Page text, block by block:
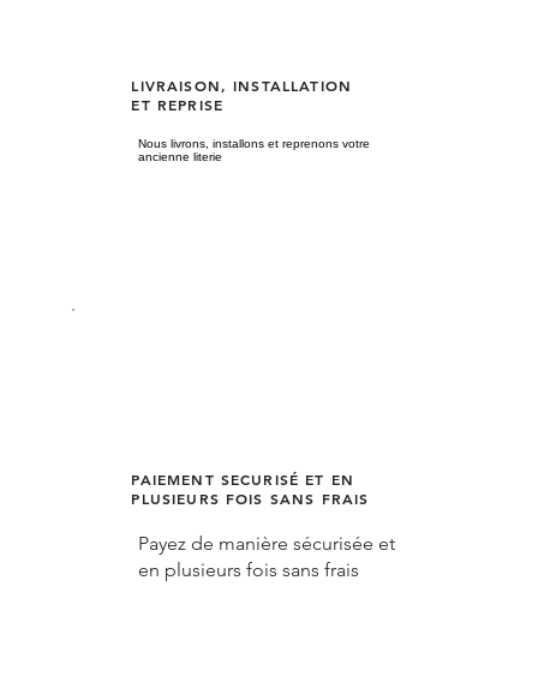
LIVRAISON, INSTALLATION
ET REPRISE
Nous livrons, installons et reprenons votre
ancienne literie
PAIEMENT SECURISÉ ET EN
PLUSIEURS FOIS SANS FRAIS
Payez de manière sécurisée et
en plusieurs fois sans frais